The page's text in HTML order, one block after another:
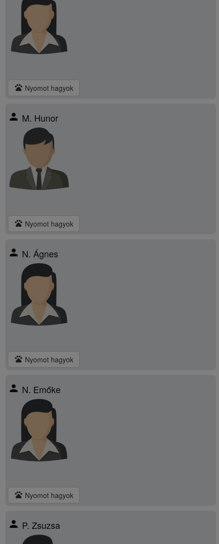
pets Nyomot hagyok
person M. Hunor
pets Nyomot hagyok
person N. Ágnes
pets Nyomot hagyok
person N. Emőke
pets Nyomot hagyok
person P. Zsuzsa